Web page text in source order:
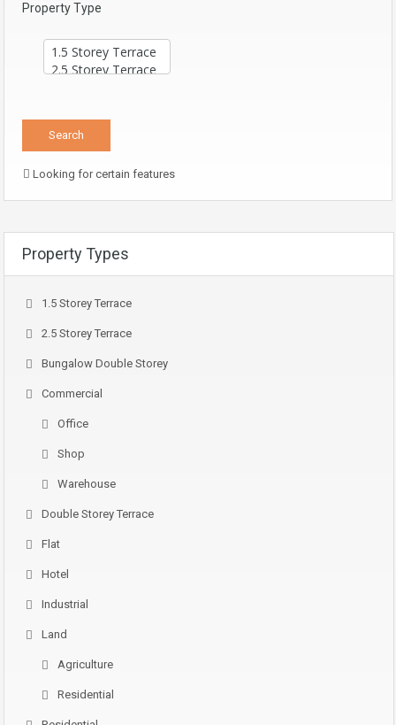
Property Type
Looking for certain features
Property Types
1.5 Storey Terrace
2.5 Storey Terrace
Bungalow Double Storey
Commercial
Office
Shop
Warehouse
Double Storey Terrace
Flat
Hotel
Industrial
Land
Agriculture
Residential